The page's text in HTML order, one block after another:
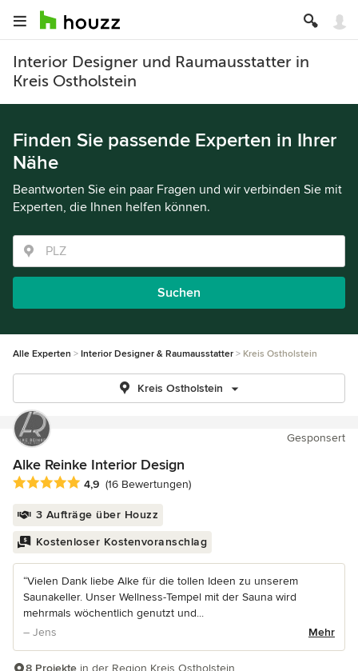
Interior Designer und Raumausstatter in
Kreis Ostholstein
Finden Sie passende Experten in Ihrer
Nähe
Beantworten Sie ein paar Fragen und wir verbinden Sie mit
Experten, die Ihnen helfen können.
Suchen
Alle Experten Interior Designer & Raumausstatter Kreis Ostholstein
Kreis Ostholstein
Gesponsert
Alke Reinke Interior Design
Durchschnittliche Bewertung: 4.9 von 5 Sternen
4,9 (16 Bewertungen)
3 Aufträge über Houzz
Kostenloser Kostenvoranschlag
“Vielen Dank liebe Alke für die tollen Ideen zu unserem
Saunakeller. Unser Wellness-Tempel mit der Sauna wird
mehrmals wöchentlich genutzt und...
– Jens
Mehr